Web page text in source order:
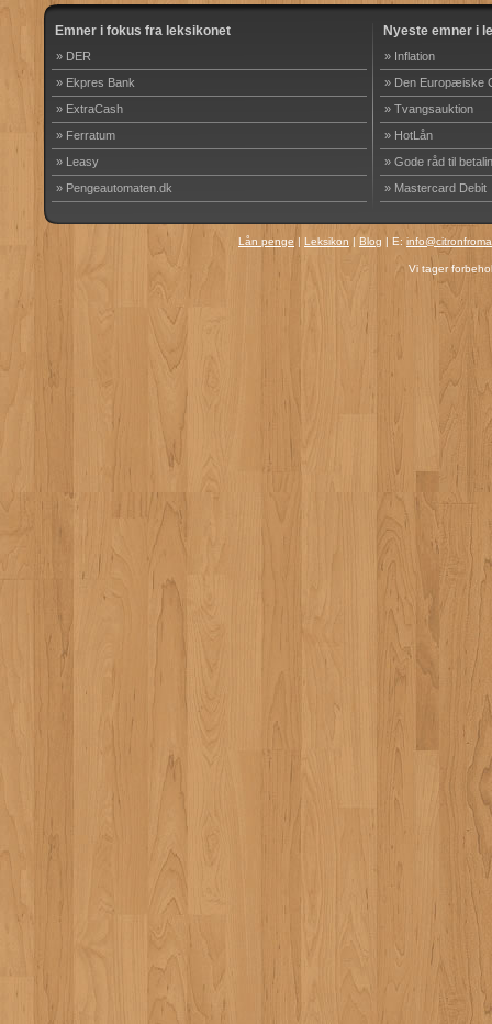
Emner i fokus fra leksikonet
» DER
» Ekpres Bank
» ExtraCash
» Ferratum
» Leasy
» Pengeautomaten.dk
Nyeste emner i
» Inflation
» Den Europæiske
» Tvangsauktion
» HotLån
» Gode råd til
» Mastercard Debit
Lån penge | Leksikon | Blog | E:
Vi tager